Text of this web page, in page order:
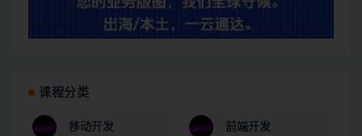
课程分类
移动开发 前端开发